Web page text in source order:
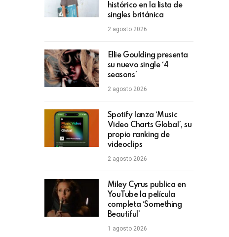
histórico en la lista de
singles británica
2 agosto 2026
Ellie Goulding presenta
su nuevo single ‘4
seasons’
2 agosto 2026
Spotify lanza ‘Music
Video Charts Global’, su
propio ranking de
videoclips
2 agosto 2026
Miley Cyrus publica en
YouTube la película
completa ‘Something
Beautiful’
1 agosto 2026